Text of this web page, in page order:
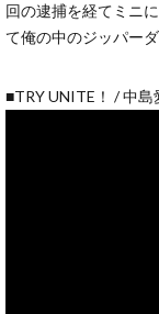
回の逮捕を経てミニ
て俺の中のジッパー
■TRY UNITE！ / 中島